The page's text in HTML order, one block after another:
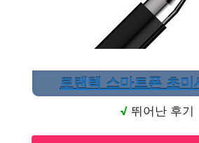
로랜텍 스마트폰 초미
√ 뛰어난 후기